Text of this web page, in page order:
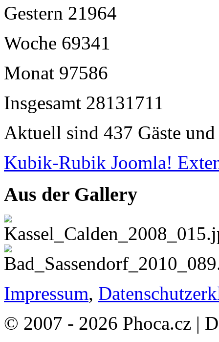
Gestern 21964
Woche 69341
Monat 97586
Insgesamt 28131711
Aktuell sind 437 Gäste
Kubik-Rubik Joomla!
Aus der Gallery
Impressum,
© 2007 - 2026 Phoca.cz |